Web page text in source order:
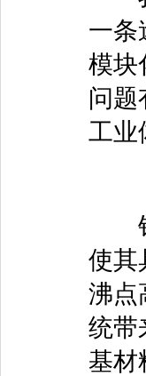
一条
模块
问题
工业
铅
使其
沸点
统带
基材